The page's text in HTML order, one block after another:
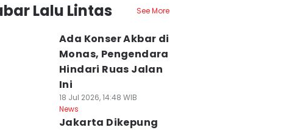
Lalu Lintas See More
Ada Konser Akbar di
Monas, Pengendara
Hindari Ruas Jalan
Ini
18 Jul 2026, 14:48 WIB
News
Jakarta Dikepung